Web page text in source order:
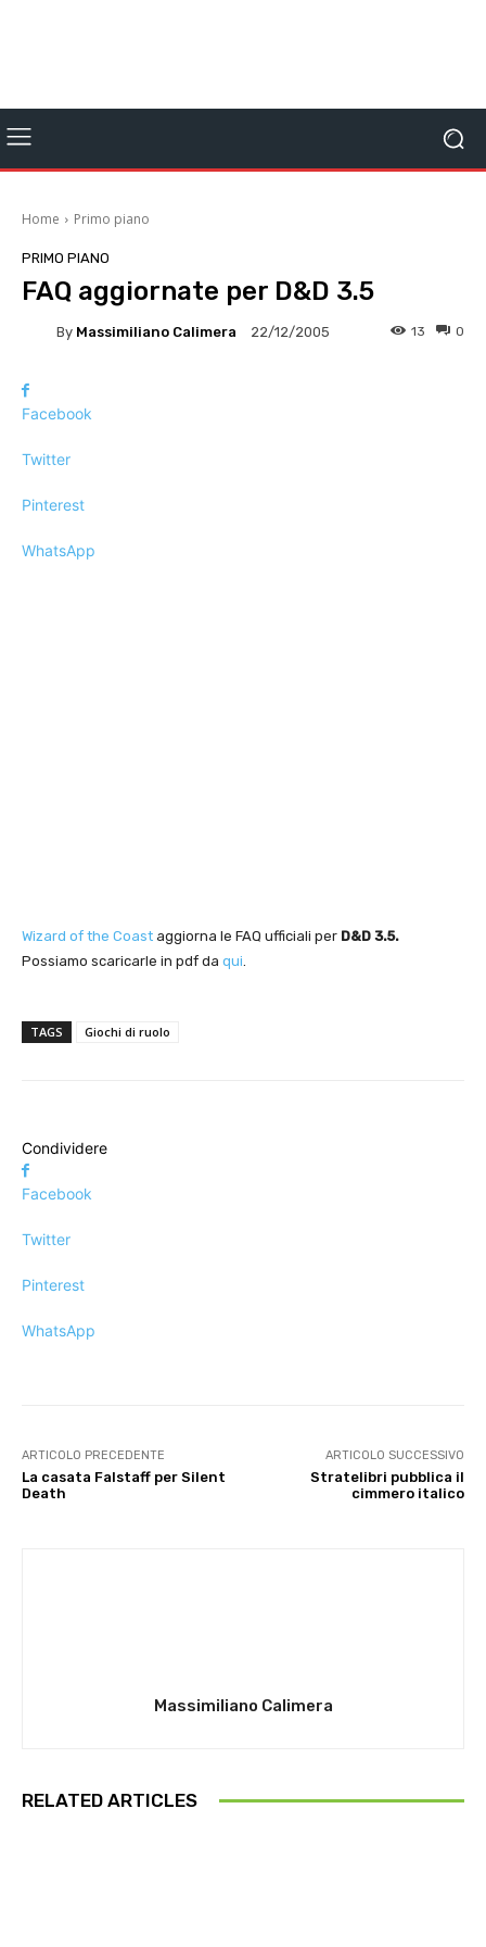
Home Primo piano
PRIMO PIANO
FAQ aggiornate per D&D 3.5
By Massimiliano Calimera 22/12/2005 0
13
Facebook
Twitter
Pinterest
WhatsApp
Wizard of the Coast aggiorna le FAQ ufficiali per D&D 3.5.
Possiamo scaricarle in pdf da qui.
TAGS Giochi di ruolo
Condividere
Facebook
Twitter
Pinterest
WhatsApp
ARTICOLO PRECEDENTE
La casata Falstaff per Silent
Death
ARTICOLO SUCCESSIVO
Stratelibri pubblica il
cimmero italico
Massimiliano Calimera
RELATED ARTICLES